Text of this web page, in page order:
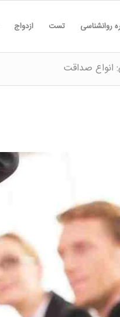
روانشناسی تست ازدواج
انواع صداقت